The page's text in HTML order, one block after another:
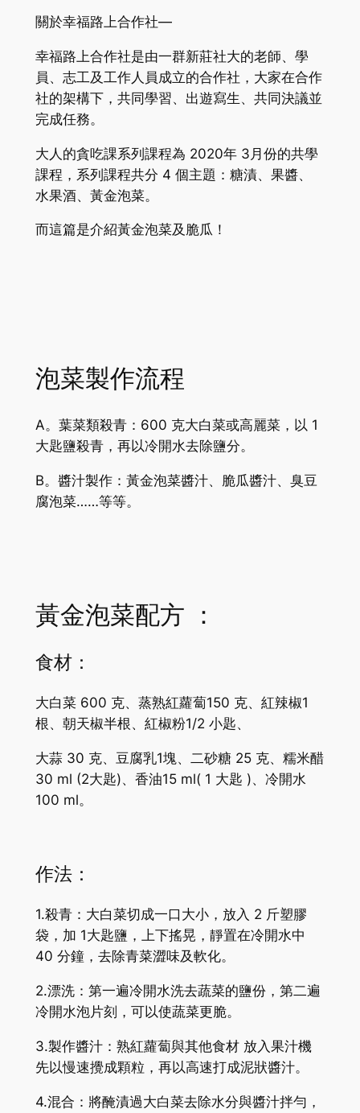
關於幸福路上合作社—
幸福路上合作社是由一群新莊社大的老師、學
員、志工及工作人員成立的合作社，大家在合作
社的架構下，共同學習、出遊寫生、共同決議並
完成任務。
大人的貪吃課系列課程為 2020年 3月份的共學
課程，系列課程共分 4 個主題：糖漬、果醬、
水果酒、黃金泡菜。
而這篇是介紹黃金泡菜及脆瓜！
泡菜製作流程
A。葉菜類殺青：600 克大白菜或高麗菜，以 1
大匙鹽殺青，再以冷開水去除鹽分。
B。醬汁製作：黃金泡菜醬汁、脆瓜醬汁、臭豆
腐泡菜……等等。
黃金泡菜配方 ：
食材：
大白菜 600 克、蒸熟紅蘿蔔150 克、紅辣椒1
根、朝天椒半根、紅椒粉1/2 小匙、
大蒜 30 克、豆腐乳1塊、二砂糖 25 克、糯米醋
30 ml (2大匙)、香油15 ml( 1 大匙 )、冷開水
100 ml。
作法：
1.殺青：大白菜切成一口大小，放入 2 斤塑膠
袋，加 1大匙鹽，上下搖晃，靜置在冷開水中
40 分鐘，去除青菜澀味及軟化。
2.漂洗：第一遍冷開水洗去蔬菜的鹽份，第二遍
冷開水泡片刻，可以使蔬菜更脆。
3.製作醬汁：熟紅蘿蔔與其他食材 放入果汁機
先以慢速攪成顆粒，再以高速打成泥狀醬汁。
4.混合：將醃漬過大白菜去除水分與醬汁拌勻，